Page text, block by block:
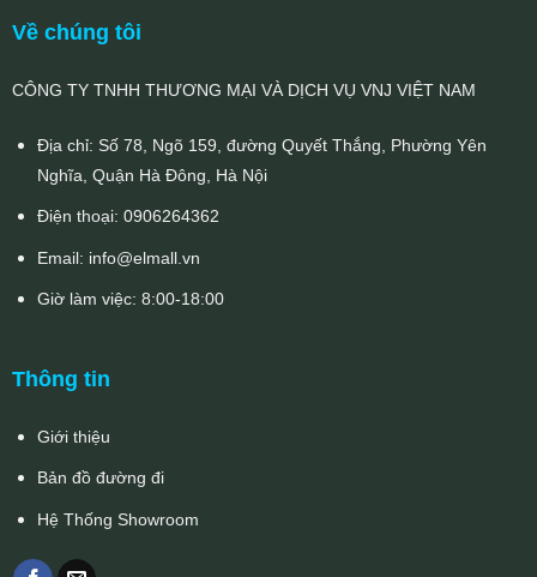
Về chúng tôi
CÔNG TY TNHH THƯƠNG MẠI VÀ DỊCH VỤ VNJ VIỆT NAM
Địa chỉ: Số 78, Ngõ 159, đường Quyết Thắng, Phường Yên
Nghĩa, Quận Hà Đông, Hà Nội
Điện thoại: 0906264362
Email: info@elmall.vn
Giờ làm việc: 8:00-18:00
Thông tin
Giới thiệu
Bản đồ đường đi
Hệ Thống Showroom